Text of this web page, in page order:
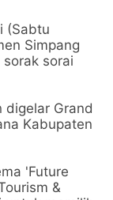
(Sabtu
Simpang
sorai
digelar Grand
Kabupaten
'Future
&